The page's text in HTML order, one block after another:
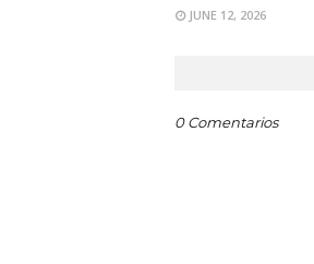
JUNE 12, 2026
0 Comentarios